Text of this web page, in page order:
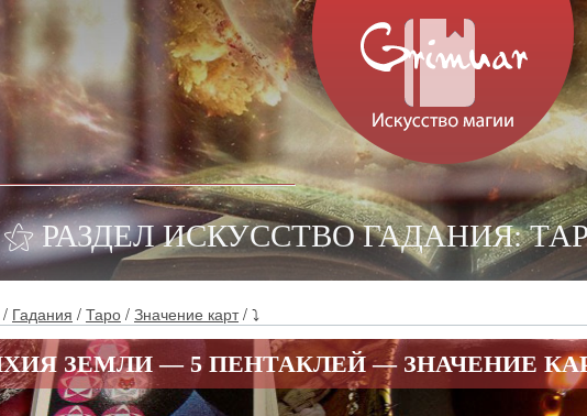
⚝ РАЗДЕЛ ИСКУССТВО ГАДАНИЯ:
/ Гадания / Таро / Значение карт/ ⤵
ЗЕМЛИ — 5 ПЕНТАКЛЕЙ — ЗНАЧЕНИЕ